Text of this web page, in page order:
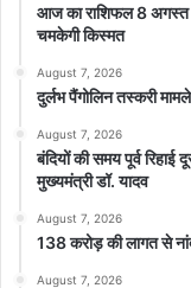
आज का राशिफल 8 अगस्त
चमकेगी किस्मत
August 7, 2026
दुर्लभ पैंगोलिन तस्करी
August 7, 2026
बंदियों की समय पूर्व
मुख्यमंत्री डॉ. यादव
August 7, 2026
138 करोड़ की लागत से
August 7, 2026